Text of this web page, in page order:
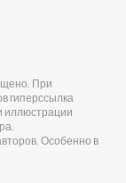
При
гиперссылка
иллюстрации
Особенно в